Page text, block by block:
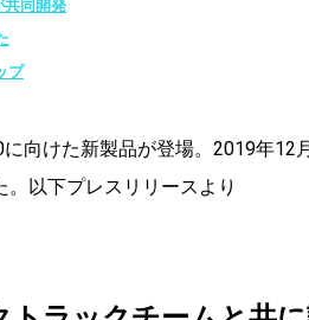
共同開発
プ
に向けた新製品が登場。2019年
以下プレスリリースより